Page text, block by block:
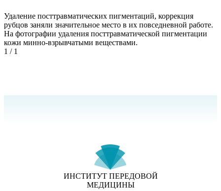
Удаление посттравматических пигментаций, коррекция
рубцов заняли значительное место в их повседневной работе.
На фотографии удаления посттравматической пигментации
кожи минно-взрывчатыми веществами.
1 / 1
ИНСТИТУТ ПЕРЕДОВОЙ
МЕДИЦИНЫ